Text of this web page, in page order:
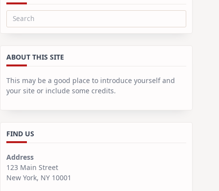
Search
ABOUT THIS SITE
This may be a good place to introduce yourself and
your site or include some credits.
FIND US
Address
123 Main Street
New York, NY 10001